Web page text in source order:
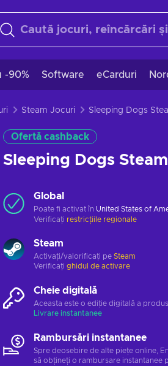
-90% Software eCarduri
Steam Jocuri
Ofertă cashback
Sleeping Dogs
Global
Poate fi activat în United States of
Verificați restricțiile regionale
Steam
Activați/valorificați pe Steam
Verificați ghidul de activare
Cheie digitală
Aceasta este o ediție digitală a
Livrare instantanee
Rambursări instantanee
Spre deosebire de alte piețe online,
să obțineți o rambursare instantanee